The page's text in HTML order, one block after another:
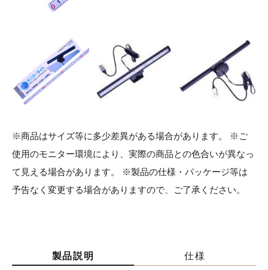
※商品はサイズ等に多少差異がある場合があります。 ※ご
使用のモニター環境により、実際の商品との色合いが異なっ
て見える場合があります。 ※製品の仕様・パッケージ等は
予告なく変更する場合がありますので、ご了承ください。
製品説明 仕様